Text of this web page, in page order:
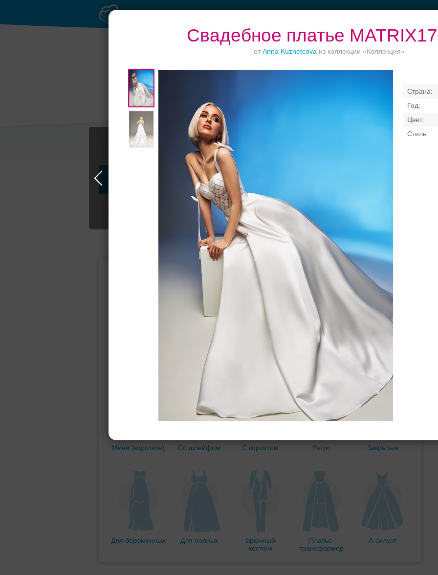
Свадебное платье MATRIX17
от Anna Kuznetcova из коллекции «Коллекция»
Профессионалы и услуги Свадебные платья
Свадебные платья
Подбор свадебного платья
По стилю
Прямое Русалка Принцесса Бальное
Мини (короткое) Со шлейфом С корсетом Ретро Закрытые
Для беременных Для полных
Брючный
костюм
Платье-
трансформер
А-силуэт